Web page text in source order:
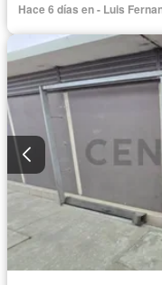
Hace 6 días en - Luis